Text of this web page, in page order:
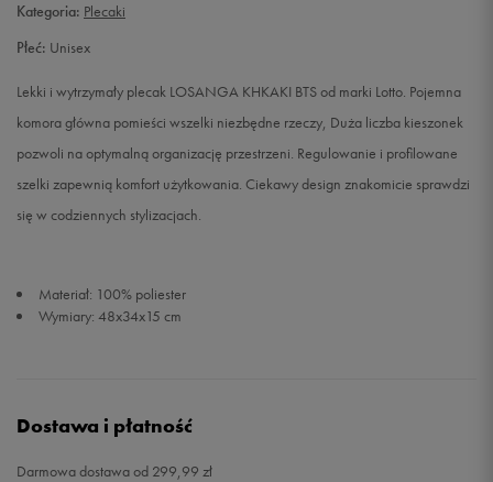
Kategoria: Plecaki
Płeć: Unisex
Lekki i wytrzymały plecak LOSANGA KHKAKI BTS od marki Lotto. Pojemna
komora główna pomieści wszelki niezbędne rzeczy, Duża liczba kieszonek
pozwoli na optymalną organizację przestrzeni. Regulowanie i profilowane
szelki zapewnią komfort użytkowania. Ciekawy design znakomicie sprawdzi
się w codziennych stylizacjach.
Materiał: 100% poliester
Wymiary: 48x34x15 cm
Dostawa i płatność
Darmowa dostawa od 299,99 zł